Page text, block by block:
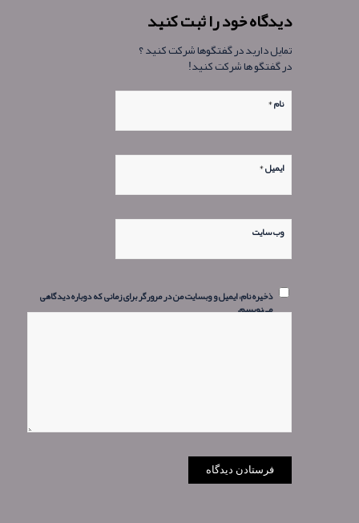
دیدگاه خود را ثبت کنید
تمایل دارید در گفتگوها شرکت کنید ؟
در گفتگو ها شرکت کنید!
نام*
ایمیل*
وب‌ سایت
ذخیره نام، ایمیل و وبسایت من در مرورگر برای زمانی که دوباره دیدگاهی
می‌نویسم.